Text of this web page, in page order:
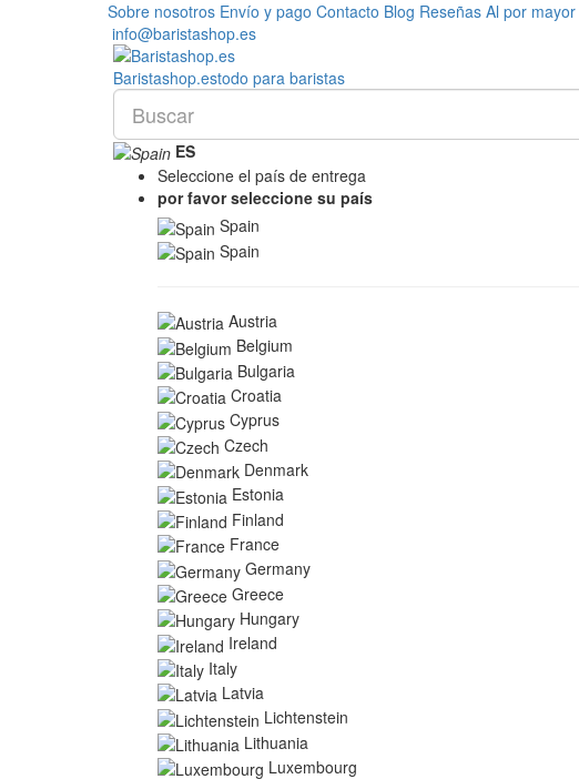
Sobre nosotros Envío y pago Contacto Blog Reseñas Al por mayor
info@baristashop.es
Baristashop.estodo para baristas
ES
Seleccione el país de entrega
por favor seleccione su país
Spain
Spain
Austria
Belgium
Bulgaria
Croatia
Cyprus
Czech
Denmark
Estonia
Finland
France
Germany
Greece
Hungary
Ireland
Italy
Latvia
Lichtenstein
Lithuania
Luxembourg